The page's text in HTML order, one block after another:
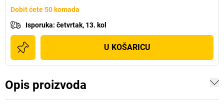
Dobit ćete 50 komada
Isporuka: četvrtak, 13. kol
U KOŠARICU
Opis proizvoda